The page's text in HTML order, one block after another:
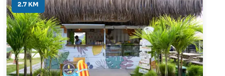
2.7 KM